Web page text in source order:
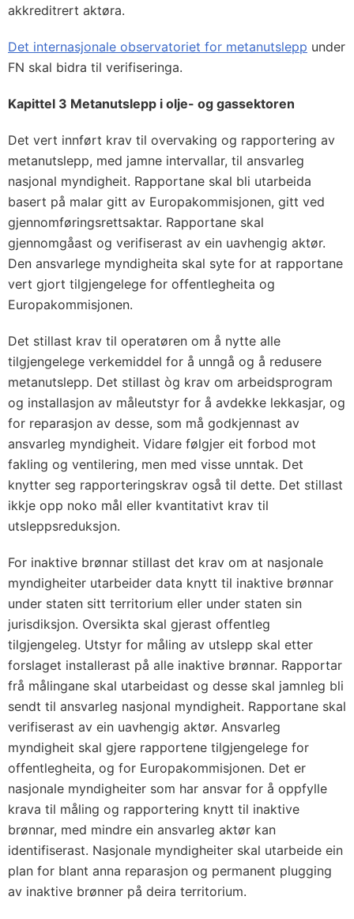
akkreditrert aktøra.
Det internasjonale observatoriet for metanutslepp under
FN skal bidra til verifiseringa.
Kapittel 3 Metanutslepp i olje- og gassektoren
Det vert innført krav til overvaking og rapportering av
metanutslepp, med jamne intervallar, til ansvarleg
nasjonal myndigheit. Rapportane skal bli utarbeida
basert på malar gitt av Europakommisjonen, gitt ved
gjennomføringsrettsaktar. Rapportane skal
gjennomgåast og verifiserast av ein uavhengig aktør.
Den ansvarlege myndigheita skal syte for at rapportane
vert gjort tilgjengelege for offentlegheita og
Europakommisjonen.
Det stillast krav til operatøren om å nytte alle
tilgjengelege verkemiddel for å unngå og å redusere
metanutslepp. Det stillast òg krav om arbeidsprogram
og installasjon av måleutstyr for å avdekke lekkasjar, og
for reparasjon av desse, som må godkjennast av
ansvarleg myndigheit. Vidare følgjer eit forbod mot
fakling og ventilering, men med visse unntak. Det
knytter seg rapporteringskrav også til dette. Det stillast
ikkje opp noko mål eller kvantitativt krav til
utsleppsreduksjon.
For inaktive brønnar stillast det krav om at nasjonale
myndigheiter utarbeider data knytt til inaktive brønnar
under staten sitt territorium eller under staten sin
jurisdiksjon. Oversikta skal gjerast offentleg
tilgjengeleg. Utstyr for måling av utslepp skal etter
forslaget installerast på alle inaktive brønnar. Rapportar
frå målingane skal utarbeidast og desse skal jamnleg bli
sendt til ansvarleg nasjonal myndigheit. Rapportane skal
verifiserast av ein uavhengig aktør. Ansvarleg
myndigheit skal gjere rapportene tilgjengelege for
offentlegheita, og for Europakommisjonen. Det er
nasjonale myndigheiter som har ansvar for å oppfylle
krava til måling og rapportering knytt til inaktive
brønnar, med mindre ein ansvarleg aktør kan
identifiserast. Nasjonale myndigheiter skal utarbeide ein
plan for blant anna reparasjon og permanent plugging
av inaktive brønner på deira territorium.